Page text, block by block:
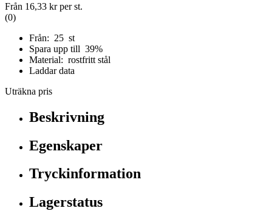
Från 16,33 krper st.
(0)
Från: 25 st
Spara upp till 39%
Material: rostfritt stål
Laddar data
Uträkna pris
Beskrivning
Egenskaper
Tryckinformation
Lagerstatus